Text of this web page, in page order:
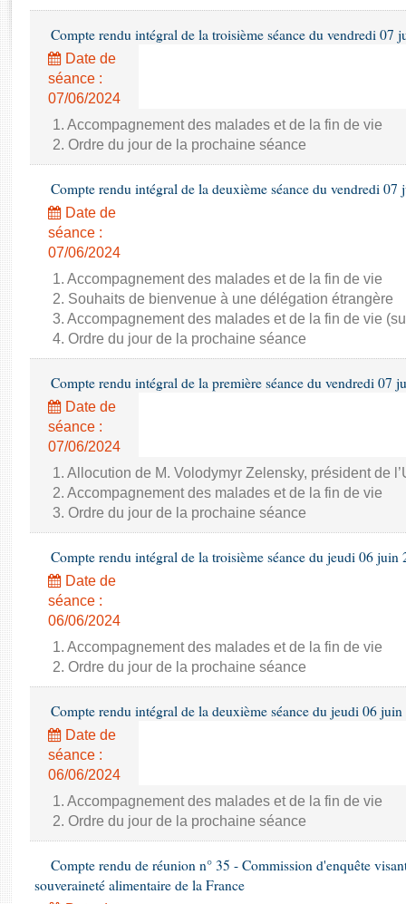
Baromètre de l’application des lois
Dossiers législatifs
Budget et sécurité sociale
Questions écrites et orales
Comptes rendus des débats
Compte rendu intégral de la troisième séance du vendredi 07
Date de
séance :
07/06/2024
1. Accompagnement des malades et de la fin de vie
2. Ordre du jour de la prochaine séance
Compte rendu intégral de la deuxième séance du vendredi 07
Date de
séance :
07/06/2024
1. Accompagnement des malades et de la fin de vie
2. Souhaits de bienvenue à une délégation étrangère
3. Accompagnement des malades et de la fin de vie
4. Ordre du jour de la prochaine séance
Compte rendu intégral de la première séance du vendredi 07
Date de
séance :
07/06/2024
1. Allocution de M. Volodymyr Zelensky, président de
2. Accompagnement des malades et de la fin de vie
3. Ordre du jour de la prochaine séance
Compte rendu intégral de la troisième séance du jeudi 06 juin
Date de
séance :
06/06/2024
1. Accompagnement des malades et de la fin de vie
2. Ordre du jour de la prochaine séance
Compte rendu intégral de la deuxième séance du jeudi 06
Date de
séance :
06/06/2024
1. Accompagnement des malades et de la fin de vie
2. Ordre du jour de la prochaine séance
Compte rendu de réunion n° 35 - Commission d'enquête
souveraineté alimentaire de la France